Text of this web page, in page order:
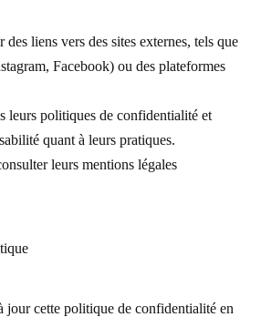
liens vers des sites externes, tels que
Facebook) ou des plateformes
leurs politiques de confidentialité et
quant à leurs pratiques.
leurs mentions légales
jour cette politique de confidentialité en